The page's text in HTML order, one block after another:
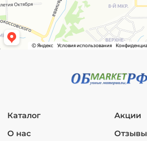
Каталог
О нас
Акции
Отзывы